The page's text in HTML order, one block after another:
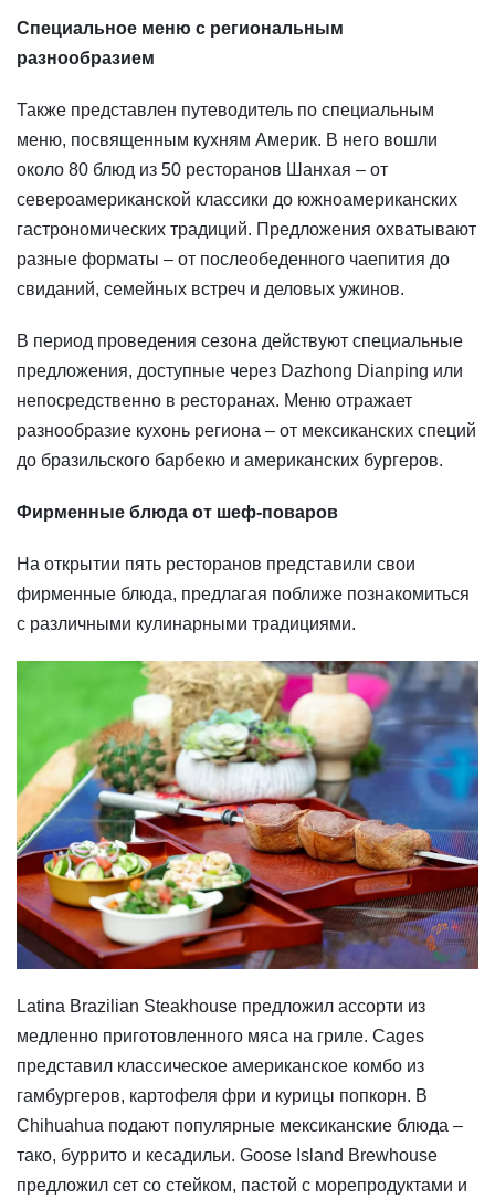
Специальное меню с региональным
разнообразием
Также представлен путеводитель по специальным
меню, посвященным кухням Америк. В него вошли
около 80 блюд из 50 ресторанов Шанхая – от
североамериканской классики до южноамериканских
гастрономических традиций. Предложения охватывают
разные форматы – от послеобеденного чаепития до
свиданий, семейных встреч и деловых ужинов.
В период проведения сезона действуют специальные
предложения, доступные через Dazhong Dianping или
непосредственно в ресторанах. Меню отражает
разнообразие кухонь региона – от мексиканских специй
до бразильского барбекю и американских бургеров.
Фирменные блюда от шеф-поваров
На открытии пять ресторанов представили свои
фирменные блюда, предлагая поближе познакомиться
с различными кулинарными традициями.
​Latina Brazilian Steakhouse предложил ассорти из
медленно приготовленного мяса на гриле. Cages
представил классическое американское комбо из
гамбургеров, картофеля фри и курицы попкорн. В
Chihuahua подают популярные мексиканские блюда –
тако, буррито и кесадильи. Goose Island Brewhouse
предложил сет со стейком, пастой с морепродуктами и